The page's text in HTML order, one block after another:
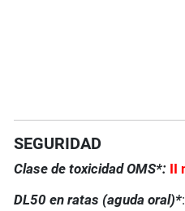
SEGURIDAD
Clase de toxicidad OMS*: II
DL50 en ratas (aguda oral)*